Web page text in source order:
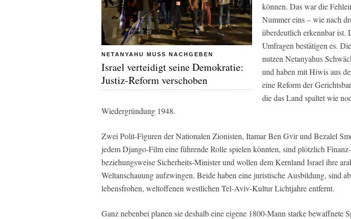
NETANYAHU MUSS NACHGEBEN
Israel verteidigt seine Demokratie:
Justiz-Reform verschoben
können. Das war die
Nummer eins – wie nach
überdeutlich erkennbar ist.
Umfragen bestätigen es.
nutzen Netanyahus
und haben mit Hiwis aus
eine Reform der
die das Land spaltet wie
Wiedergründung 1948.
Zwei Polit-Figuren der Nationalen Zionisten, Itamar Ben Gvir und Bezalel
jedem Django-Film eine führende Rolle spielen könnten, sind plötzlich Finanz-
beziehungsweise Sicherheits-Minister und wollen dem Kernland Israel ihre
Weltanschauung aufzwingen. Beide haben eine juristische Ausbildung, sind
lebensfrohen, weltoffenen westlichen Tel-Aviv-Kultur Lichtjahre entfernt.
Ganz nebenbei planen sie deshalb eine eigene 1800-Mann starke bewaffnete